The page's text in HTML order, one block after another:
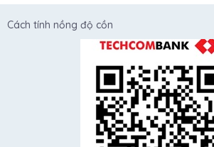
Cách tính nồng độ cồn